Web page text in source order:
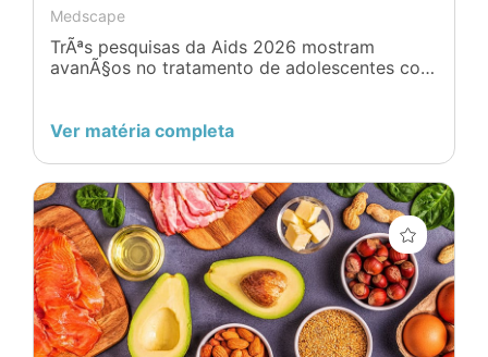
Medscape
TrÃªs pesquisas da Aids 2026 mostram
avanÃ§os no tratamento de adolescentes com
financiamento americano contra a aids
Ver matéria completa